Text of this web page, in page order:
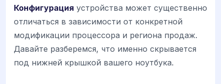
Конфигурация устройства может существенно
отличаться в зависимости от конкретной
модификации процессора и региона продаж.
Давайте разберемся, что именно скрывается
под нижней крышкой вашего ноутбука.